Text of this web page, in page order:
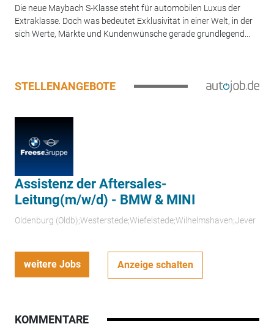
Die neue Maybach S-Klasse steht für automobilen Luxus der
Extraklasse. Doch was bedeutet Exklusivität in einer Welt, in der
sich Werte, Märkte und Kundenwünsche gerade grundlegend...
STELLENANGEBOTE
Assistenz der Aftersales-
Leitung(m/w/d) - BMW & MINI
Oldenburg (Oldb);Westerstede;Wiefelstede;Wilhelmshaven;Jever
weitere Jobs Anzeige schalten
KOMMENTARE